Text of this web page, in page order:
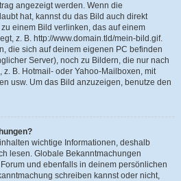
angezeigt werden. Wenn die
hat, kannst du das Bild auch direkt
einem Bild verlinken, das auf einem
z. B. http://www.domain.tld/mein-bild.gif.
die sich auf deinem eigenen PC befinden
Server), noch zu Bildern, die nur nach
B. Hotmail- oder Yahoo-Mailboxen, mit
usw. Um das Bild anzuzeigen, benutze den
wichtige Informationen, deshalb
lesen. Globale Bekanntmachungen
und ebenfalls in deinem persönlichen
schreiben kannst oder nicht,